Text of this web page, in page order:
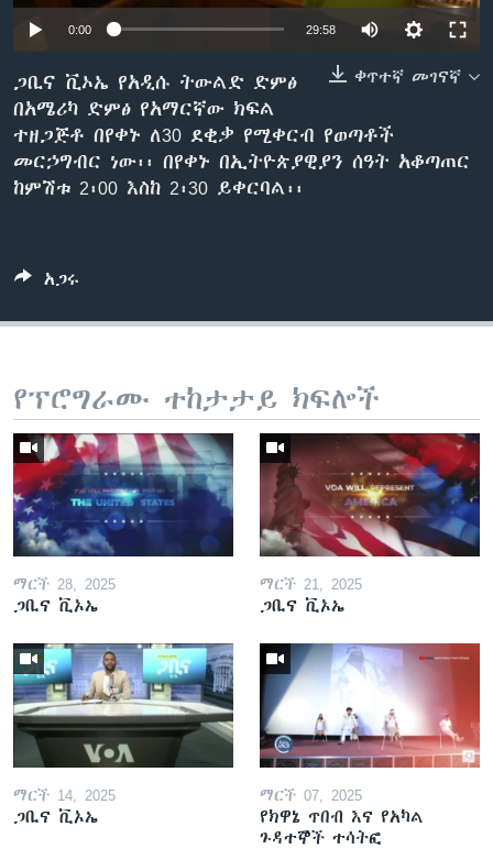
ቋንቋዎች
0:00 29:58
ቀጥተኛ መገናኛ
ጋቢና ቪኦኤ የአዲሱ ትውልድ ድምፅ
በአሜሪካ ድምፅ የአማርኛው ክፍል
ተዘጋጅቶ በየቀኑ ለ30 ደቂቃ የሚቀርብ የወጣቶች
መርኃግብር ነው፡፡ በየቀኑ በኢትዮጵያዊያን ሰዓት አቆጣጠር
ከምሽቱ 2፡00 እስከ 2፡30 ይቀርባል፡፡
አጋሩ
የፕሮግራሙ ተከታታይ ክፍሎች
ማርች 28, 2025
ጋቢና ቪኦኤ
ማርች 21, 2025
ጋቢና ቪኦኤ
ማርች 14, 2025
ጋቢና ቪኦኤ
ማርች 07, 2025
የክዋኔ ጥበብ እና የአካል
ጉዳተኞች ተሳትፎ